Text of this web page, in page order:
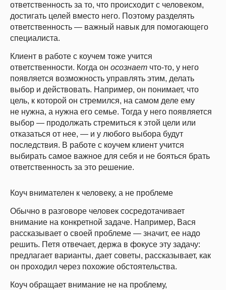
ответственность за то, что происходит с человеком,
достигать целей вместо него. Поэтому разделять
ответственность — важный навык для помогающего
специалиста.
Клиент в работе с коучем тоже учится
ответственности. Когда он осознает что-то, у него
появляется возможность управлять этим, делать
выбор и действовать. Например, он понимает, что
цель, к которой он стремился, на самом деле ему
не нужна, а нужна его семье. Тогда у него появляется
выбор — продолжать стремиться к этой цели или
отказаться от нее, — и у любого выбора будут
последствия. В работе с коучем клиент учится
выбирать самое важное для себя и не бояться брать
ответственность за это решение.
Коуч внимателен к человеку, а не проблеме
Обычно в разговоре человек сосредотачивает
внимание на конкретной задаче. Например, Вася
рассказывает о своей проблеме — значит, ее надо
решить. Петя отвечает, держа в фокусе эту задачу:
предлагает варианты, дает советы, рассказывает, как
он проходил через похожие обстоятельства.
Коуч обращает внимание не на проблему,